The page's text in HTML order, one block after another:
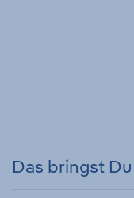
Das bringst